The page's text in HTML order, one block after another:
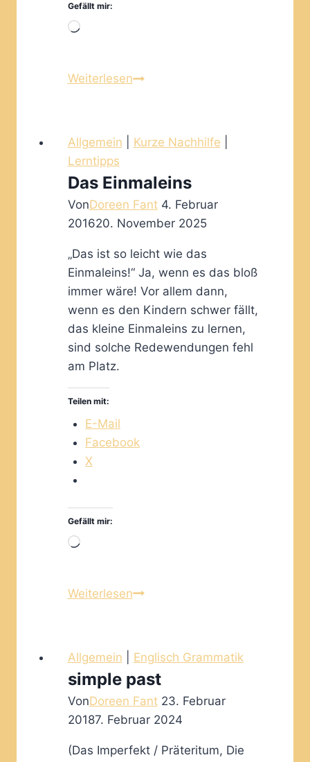
Gefällt mir:
Wird
WeiterlesenAuch
bei
Legasthenie
Allgemein Kurze Nachhilfe
Lerntipps
Das Einmaleins
VonDoreen Fant 4. Februar
201620. November 2025
„Das ist so leicht wie das
Einmaleins!“ Ja, wenn es das bloß
immer wäre! Vor allem dann,
wenn es den Kindern schwer fällt,
das kleine Einmaleins zu lernen,
sind solche Redewendungen fehl
am Platz.
Teilen mit:
E-Mail
Facebook
X
Gefällt mir:
Wird
WeiterlesenDas
Allgemein Englisch Grammatik
simple past
VonDoreen Fant 23. Februar
20187. Februar 2024
(Das Imperfekt / Präteritum, Die